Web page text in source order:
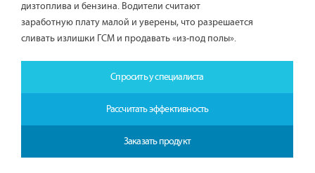
дизтоплива и бензина. Водители считают
заработную плату малой и уверены, что разрешается
сливать излишки ГСМ и продавать «из-под полы».
Спросить у специалиста
Рассчитать эффективность
Заказать продукт